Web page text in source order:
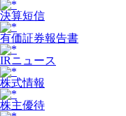
決算短信
有価証券報告書
IRニュース
株式情報
株主優待